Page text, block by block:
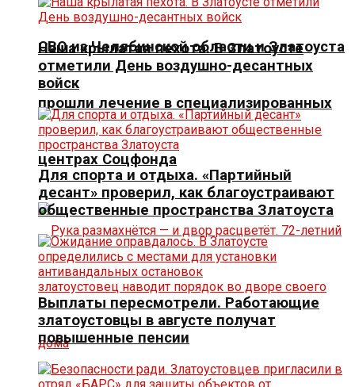
СВО из Челябинской области и Златоуста
прошли лечение в специализированных
центрах Соцфонда
Наша крылатая пехота. В Златоусте
отметили День воздушно-десантных
войск
Для спорта и отдыха. «Партийный
десант» проверил, как благоустраивают
общественные пространства Златоуста
Выплаты пересмотрели. Работающие
златоустовцы в августе получат
повышенные пенсии